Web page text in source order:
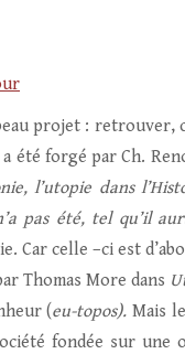
projet : retrouver,
été forgé par Ch.
l’utopie dans
pas été, tel qu’il
Car celle –ci est
Thomas More dans
(eu-topos). Mais
fondée sur une